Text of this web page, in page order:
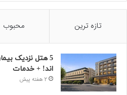
تازه ترین محبوب
5 هتل نزدیک
اند! + خدمات
2 هفته پیش